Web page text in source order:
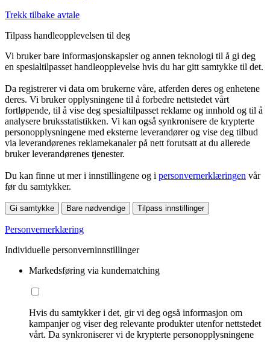
Trekk tilbake avtale
Tilpass handleopplevelsen til deg
Vi bruker bare informasjonskapsler og annen teknologi til å gi deg
en spesialtilpasset handleopplevelse hvis du har gitt samtykke til det.
Da registrerer vi data om brukerne våre, atferden deres og enhetene
deres. Vi bruker opplysningene til å forbedre nettstedet vårt
fortløpende, til å vise deg spesialtilpasset reklame og innhold og til å
analysere bruksstatistikken. Vi kan også synkronisere de krypterte
personopplysningene med eksterne leverandører og vise deg tilbud
via leverandørenes reklamekanaler på nett forutsatt at du allerede
bruker leverandørenes tjenester.
Du kan finne ut mer i innstillingene og i personvernerklæringen vår
før du samtykker.
Gi samtykke Bare nødvendige Tilpass innstillinger
Personvernerklæring
Individuelle personverninnstillinger
Markedsføring via kundematching
Hvis du samtykker i det, gir vi deg også informasjon om
kampanjer og viser deg relevante produkter utenfor nettstedet
vårt. Da synkroniserer vi de krypterte personopplysningene